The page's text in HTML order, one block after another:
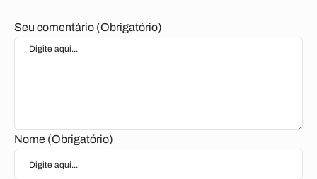
Seu comentário (Obrigatório)
Nome (Obrigatório)